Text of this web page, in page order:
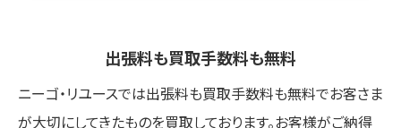
出張料も買取手数料も無料
ニーゴ・リユースでは出張料も買取手数料も無料でお客さま
が大切にしてきたものを買取しております。お客様がご納得